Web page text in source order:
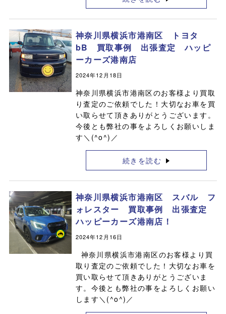
神奈川県横浜市港南区 トヨタ
bB 買取事例 出張査定 ハッピ
ーカーズ港南店
2024年12月18日
神奈川県横浜市港南区のお客様より買取
り査定のご依頼でした！大切なお車を買
い取らせて頂きありがとうございます。
今後とも弊社の事をよろしくお願いしま
す＼(^o^)／
続きを読む
神奈川県横浜市港南区 スバル フ
ォレスター 買取事例 出張査定
ハッピーカーズ港南店！
2024年12月16日
神奈川県横浜市港南区のお客様より買
取り査定のご依頼でした！大切なお車を
買い取らせて頂きありがとうございま
す。今後とも弊社の事をよろしくお願い
します＼(^o^)／